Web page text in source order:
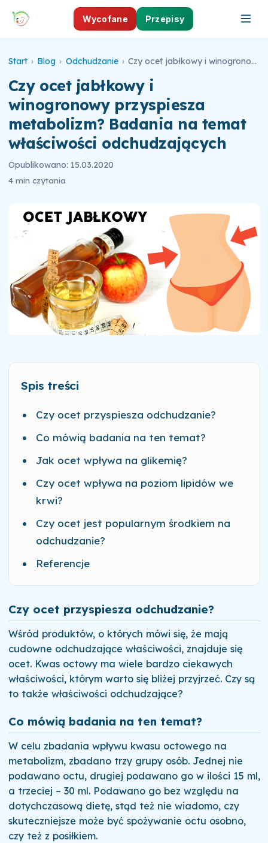
Wycofane Przepisy
Start › Blog › Odchudzanie › Czy ocet jabłkowy i winogronowy przyspiesza metabolizm? Badania na temat właściwości odchudzających
Czy ocet jabłkowy i
winogronowy przyspiesza
metabolizm? Badania na temat
właściwości odchudzających
Opublikowano: 15.03.2020
4 min czytania
Spis treści
Czy ocet przyspiesza odchudzanie?
Co mówią badania na ten temat?
Jak ocet wpływa na glikemię?
Czy ocet wpływa na poziom lipidów we
krwi?
Czy ocet jest popularnym środkiem na
odchudzanie?
Referencje
Czy ocet przyspiesza odchudzanie?
Wśród produktów, o których mówi się, że mają
cudowne odchudzające właściwości, znajduje się
ocet. Kwas octowy ma wiele bardzo ciekawych
właściwości, którym warto się bliżej przyjrzeć. Czy są
to także właściwości odchudzające?
Co mówią badania na ten temat?
W celu zbadania wpływu kwasu octowego na
metabolizm, zbadano trzy grupy osób. Jednej nie
podawano octu, drugiej podawano go w ilości 15 ml,
a trzeciej – 30 ml. Podawano go bez względu na
dotychczasową dietę, stąd też nie wiadomo, czy
skuteczniejsze może być spożywanie octu osobno,
czy też z posiłkiem.